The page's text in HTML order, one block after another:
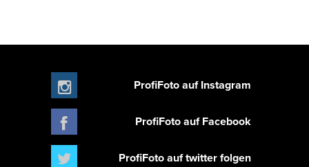
ProfiFoto auf Instagram
ProfiFoto auf Facebook
ProfiFoto auf twitter folgen